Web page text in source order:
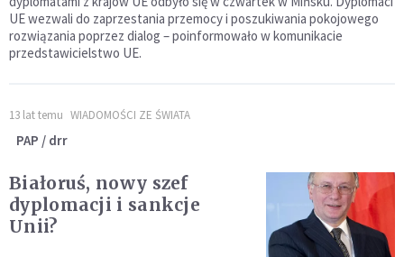
UE wezwali do zaprzestania przemocy i poszukiwania pokojowego
rozwiązania poprzez dialog – poinformowało w komunikacie
przedstawicielstwo UE.
13 lat temu WIADOMOŚCI ZE ŚWIATA
PAP / drr
Białoruś, nowy szef
dyplomacji i sankcje
Unii?